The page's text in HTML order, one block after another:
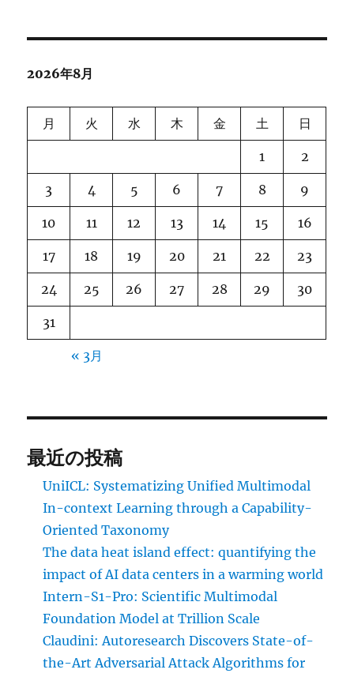
2026年8月
月 火 水 木 金 土 日
1 2
3 4 5 6 7 8 9
10 11 12 13 14 15 16
17 18 19 20 21 22 23
24 25 26 27 28 29 30
31
« 3月
最近の投稿
UniICL: Systematizing Unified Multimodal
In-context Learning through a Capability-
Oriented Taxonomy
The data heat island effect: quantifying the
impact of AI data centers in a warming world
Intern-S1-Pro: Scientific Multimodal
Foundation Model at Trillion Scale
Claudini: Autoresearch Discovers State-of-
the-Art Adversarial Attack Algorithms for